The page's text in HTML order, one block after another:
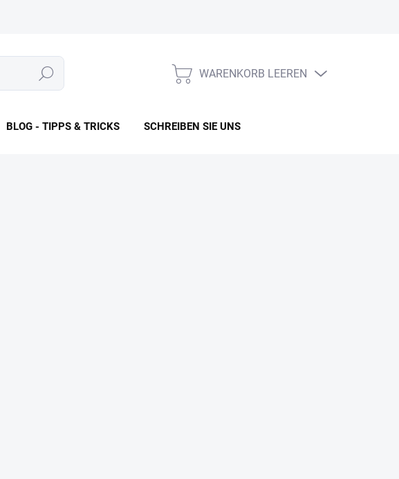
Suchen WARENKORB
WARENKORB LEEREN
BLOG - TIPPS & TRICKS SCHREIBEN SIE UNS